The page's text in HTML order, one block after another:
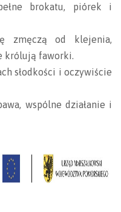
brokatu, piórek i
zmęczą od klejenia,
królują faworki.
słodkości i oczywiście
wspólne działanie i